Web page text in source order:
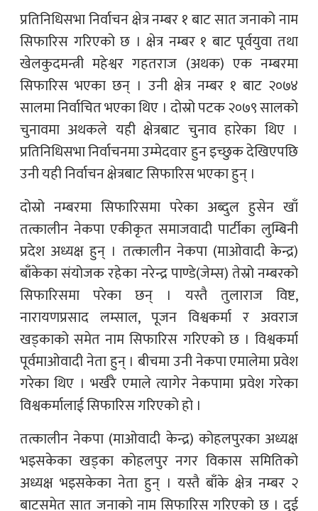
प्रतिनिधिसभा निर्वाचन क्षेत्र नम्बर १ बाट सात जनाको नाम
सिफारिस गरिएको छ । क्षेत्र नम्बर १ बाट पूर्वयुवा तथा
खेलकुदमन्त्री महेश्वर गहतराज (अथक) एक नम्बरमा
सिफारिस भएका छन् । उनी क्षेत्र नम्बर १ बाट २०७४
सालमा निर्वाचित भएका थिए । दोस्रो पटक २०७९ सालको
चुनावमा अथकले यही क्षेत्रबाट चुनाव हारेका थिए ।
प्रतिनिधिसभा निर्वाचनमा उम्मेदवार हुन इच्छुक देखिएपछि
उनी यही निर्वाचन क्षेत्रबाट सिफारिस भएका हुन् ।
दोस्रो नम्बरमा सिफारिसमा परेका अब्दुल हुसेन खाँ
तत्कालीन नेकपा एकीकृत समाजवादी पार्टीका लुम्बिनी
प्रदेश अध्यक्ष हुन् । तत्कालीन नेकपा (माओवादी केन्द्र)
बाँकेका संयोजक रहेका नरेन्द्र पाण्डे(जेम्स) तेस्रो नम्बरको
सिफारिसमा परेका छन् । यस्तै तुलाराज विष्ट,
नारायणप्रसाद लम्साल, पूजन विश्वकर्मा र अवराज
खड्काको समेत नाम सिफारिस गरिएको छ । विश्वकर्मा
पूर्वमाओवादी नेता हुन् । बीचमा उनी नेकपा एमालेमा प्रवेश
गरेका थिए । भर्खरै एमाले त्यागेर नेकपामा प्रवेश गरेका
विश्वकर्मालाई सिफारिस गरिएको हो ।
तत्कालीन नेकपा (माओवादी केन्द्र) कोहलपुरका अध्यक्ष
भइसकेका खड्का कोहलपुर नगर विकास समितिको
अध्यक्ष भइसकेका नेता हुन् । यस्तै बाँके क्षेत्र नम्बर २
बाटसमेत सात जनाको नाम सिफारिस गरिएको छ । दुई